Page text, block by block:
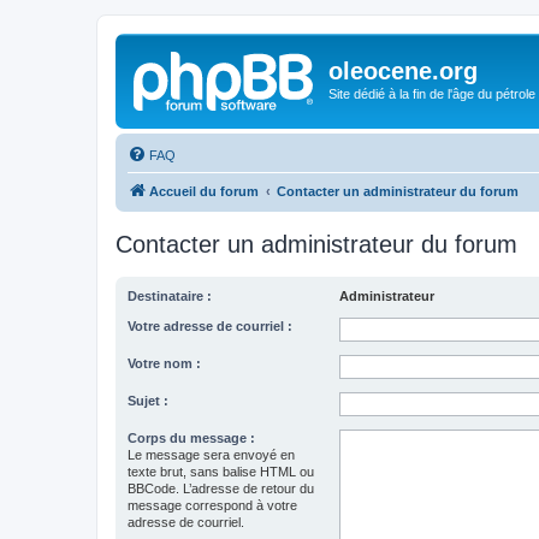
oleocene.org
Site dédié à la fin de l'âge du pétrole
FAQ
Accueil du forum Contacter un administrateur du forum
Contacter un administrateur du forum
Destinataire : Administrateur
Votre adresse de courriel :
Votre nom :
Sujet :
Corps du message :
Le message sera envoyé en
texte brut, sans balise HTML ou
BBCode. L’adresse de retour du
message correspond à votre
adresse de courriel.